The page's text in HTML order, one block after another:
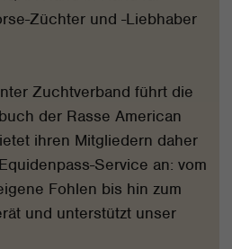
Züchter und -Liebhaber
Zuchtverband führt die
der Rasse American
ihren Mitgliedern daher
Service an: vom
Fohlen bis hin zum
und unterstützt unser